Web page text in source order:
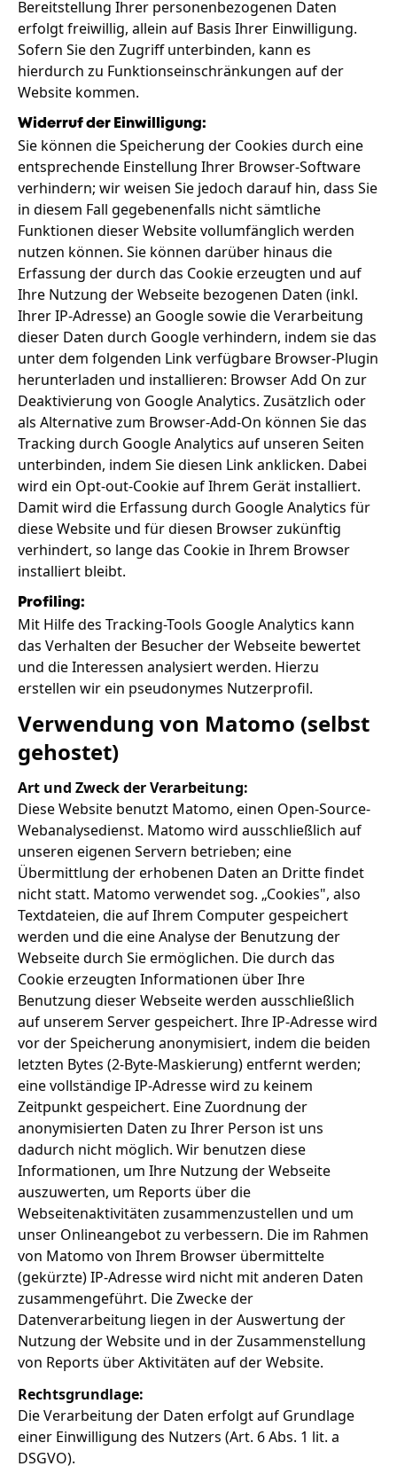
Bereitstellung Ihrer personenbezogenen Daten
erfolgt freiwillig, allein auf Basis Ihrer Einwilligung.
Sofern Sie den Zugriff unterbinden, kann es
hierdurch zu Funktionseinschränkungen auf der
Website kommen.
Widerruf der Einwilligung:
Sie können die Speicherung der Cookies durch eine
entsprechende Einstellung Ihrer Browser-Software
verhindern; wir weisen Sie jedoch darauf hin, dass Sie
in diesem Fall gegebenenfalls nicht sämtliche
Funktionen dieser Website vollumfänglich werden
nutzen können. Sie können darüber hinaus die
Erfassung der durch das Cookie erzeugten und auf
Ihre Nutzung der Webseite bezogenen Daten (inkl.
Ihrer IP-Adresse) an Google sowie die Verarbeitung
dieser Daten durch Google verhindern, indem sie das
unter dem folgenden Link verfügbare Browser-Plugin
herunterladen und installieren: Browser Add On zur
Deaktivierung von Google Analytics. Zusätzlich oder
als Alternative zum Browser-Add-On können Sie das
Tracking durch Google Analytics auf unseren Seiten
unterbinden, indem Sie diesen Link anklicken. Dabei
wird ein Opt-out-Cookie auf Ihrem Gerät installiert.
Damit wird die Erfassung durch Google Analytics für
diese Website und für diesen Browser zukünftig
verhindert, so lange das Cookie in Ihrem Browser
installiert bleibt.
Profiling:
Mit Hilfe des Tracking-Tools Google Analytics kann
das Verhalten der Besucher der Webseite bewertet
und die Interessen analysiert werden. Hierzu
erstellen wir ein pseudonymes Nutzerprofil.
Verwendung von Matomo (selbst
gehostet)
Art und Zweck der Verarbeitung:
Diese Website benutzt Matomo, einen Open-Source-
Webanalysedienst. Matomo wird ausschließlich auf
unseren eigenen Servern betrieben; eine
Übermittlung der erhobenen Daten an Dritte findet
nicht statt. Matomo verwendet sog. „Cookies", also
Textdateien, die auf Ihrem Computer gespeichert
werden und die eine Analyse der Benutzung der
Webseite durch Sie ermöglichen. Die durch das
Cookie erzeugten Informationen über Ihre
Benutzung dieser Webseite werden ausschließlich
auf unserem Server gespeichert. Ihre IP-Adresse wird
vor der Speicherung anonymisiert, indem die beiden
letzten Bytes (2-Byte-Maskierung) entfernt werden;
eine vollständige IP-Adresse wird zu keinem
Zeitpunkt gespeichert. Eine Zuordnung der
anonymisierten Daten zu Ihrer Person ist uns
dadurch nicht möglich. Wir benutzen diese
Informationen, um Ihre Nutzung der Webseite
auszuwerten, um Reports über die
Webseitenaktivitäten zusammenzustellen und um
unser Onlineangebot zu verbessern. Die im Rahmen
von Matomo von Ihrem Browser übermittelte
(gekürzte) IP-Adresse wird nicht mit anderen Daten
zusammengeführt. Die Zwecke der
Datenverarbeitung liegen in der Auswertung der
Nutzung der Website und in der Zusammenstellung
von Reports über Aktivitäten auf der Website.
Rechtsgrundlage:
Die Verarbeitung der Daten erfolgt auf Grundlage
einer Einwilligung des Nutzers (Art. 6 Abs. 1 lit. a
DSGVO).